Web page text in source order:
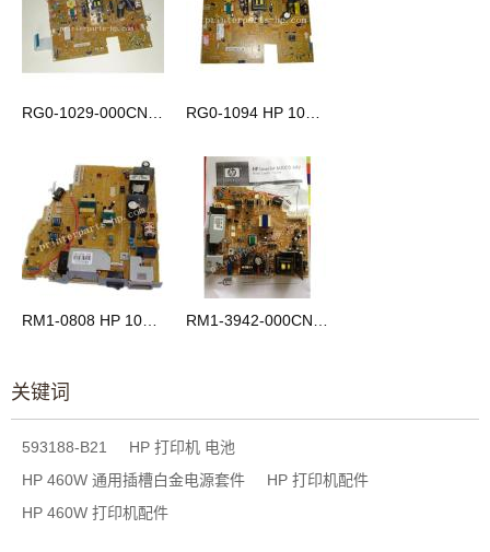
RG0-1029-000CN HP LaserJet 1200 电源板 RG0-1094 HP 1000 电源板220V
RM1-0808 HP 1010 电源板220V RM1-3942-000CN HP M1005MFP 电源板
关键词
593188-B21
HP 打印机 电池
HP 460W 通用插槽白金电源套件
HP 打印机配件
HP 460W 打印机配件